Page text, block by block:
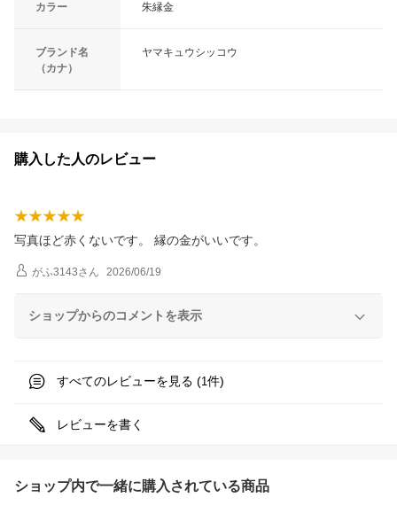
カラー 朱縁金
ブランド名
（カナ）
ヤマキュウシッコウ
購入した人のレビュー
写真ほど赤くないです。 縁の金がいいです。
がふ3143さん 2026/06/19
ショップからのコメントを表示
すべてのレビューを見る (1件)
レビューを書く
ショップ内で一緒に購入されている商品